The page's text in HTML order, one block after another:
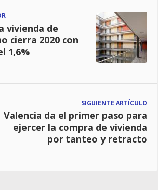
vivienda de
cierra 2020 con
1,6%
SIGUIENTE ARTÍCULO
Valencia da el primer paso para
ejercer la compra de vivienda
por tanteo y retracto